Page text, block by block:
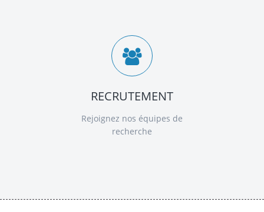
RECRUTEMENT
Rejoignez nos équipes de
recherche